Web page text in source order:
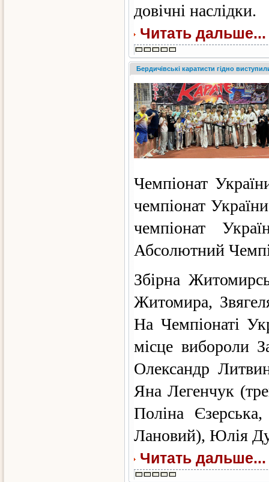
довічні наслідки.
Читать дальше...
Бердичівські каратисти гідно
Чемпіонат
чемпіонат
чемпіонат
Абсолютний
Збірна
Житомира,
На Чемпіонаті
місце вибороли
Олександр
Яна Легенчук
Поліна
Лановий), Юлія
Читать дальше...